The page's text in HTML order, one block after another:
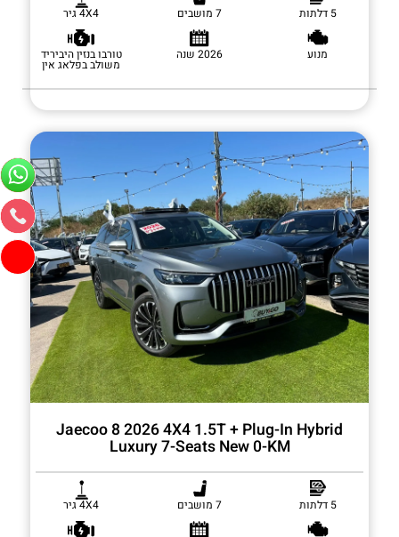
5 דלתות 7 מושבים 4X4 גיר
מנוע 2026 שנה טורבו בנזין היביריד
משולב בפלאג אין
Jaecoo 8 2026 4X4 1.5T + Plug-In Hybrid
Luxury 7-Seats New 0-KM
5 דלתות 7 מושבים 4X4 גיר